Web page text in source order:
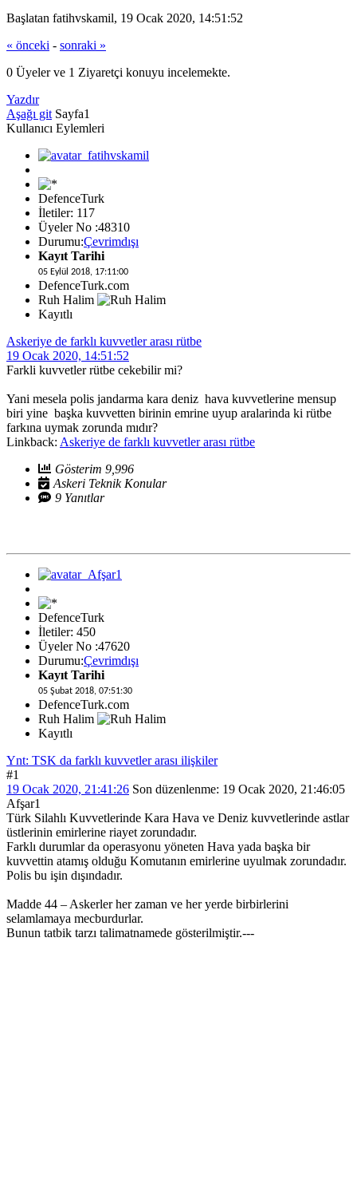
Başlatan fatihvskamil, 19 Ocak 2020, 14:51:52
« önceki - sonraki »
0 Üyeler ve 1 Ziyaretçi konuyu incelemekte.
Yazdır
Aşağı git Sayfa1
Kullanıcı Eylemleri
DefenceTurk
İletiler: 117
Üyeler No :48310
Durumu:Çevrimdışı
Kayıt Tarihi
05 Eylül 2018, 17:11:00
DefenceTurk.com
Ruh Halim
Kayıtlı
Askeriye de farklı kuvvetler arası rütbe
19 Ocak 2020, 14:51:52
Farkli kuvvetler rütbe cekebilir mi?
Yani mesela polis jandarma kara deniz hava kuvvetlerine mensup
biri yine başka kuvvetten birinin emrine uyup aralarinda ki rütbe
farkına uymak zorunda mıdır?
Linkback: Askeriye de farklı kuvvetler arası rütbe
Gösterim 9,996
Askeri Teknik Konular
9 Yanıtlar
DefenceTurk
İletiler: 450
Üyeler No :47620
Durumu:Çevrimdışı
Kayıt Tarihi
05 Şubat 2018, 07:51:30
DefenceTurk.com
Ruh Halim
Kayıtlı
Ynt: TSK da farklı kuvvetler arası ilişkiler
#1
19 Ocak 2020, 21:41:26 Son düzenlenme: 19 Ocak 2020, 21:46:05
Afşar1
Türk Silahlı Kuvvetlerinde Kara Hava ve Deniz kuvvetlerinde astlar
üstlerinin emirlerine riayet zorundadır.
Farklı durumlar da operasyonu yöneten Hava yada başka bir
kuvvettin atamış olduğu Komutanın emirlerine uyulmak zorundadır.
Polis bu işin dışındadır.
Madde 44 – Askerler her zaman ve her yerde birbirlerini
selamlamaya mecburdurlar.
Bunun tatbik tarzı talimatnamede gösterilmiştir.---